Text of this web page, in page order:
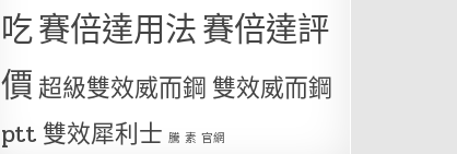
吃賽倍達用法賽倍達評
價超級雙效威而鋼 雙效威而鋼
ptt 雙效犀利士 騰 素 官網